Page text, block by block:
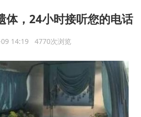
体，24小时接听您的电话
14:19 4770次浏览